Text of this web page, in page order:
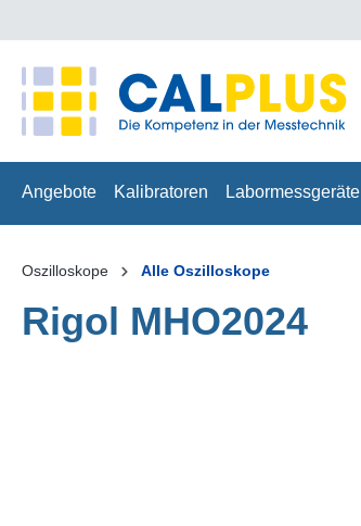
Angebote Kalibratoren Labormessgeräte
Oszilloskope Alle Oszilloskope
Rigol MHO2024